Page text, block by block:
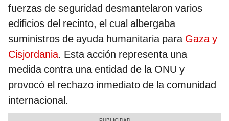
fuerzas de seguridad desmantelaron varios
edificios del recinto, el cual albergaba
suministros de ayuda humanitaria para Gaza y
Cisjordania. Esta acción representa una
medida contra una entidad de la ONU y
provocó el rechazo inmediato de la comunidad
internacional.